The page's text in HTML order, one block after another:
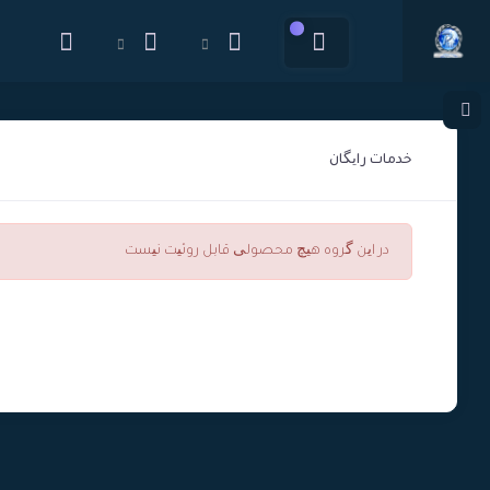
جدید
خدمات رایگان
در این گروه هیچ محصولی قابل روئیت نیست